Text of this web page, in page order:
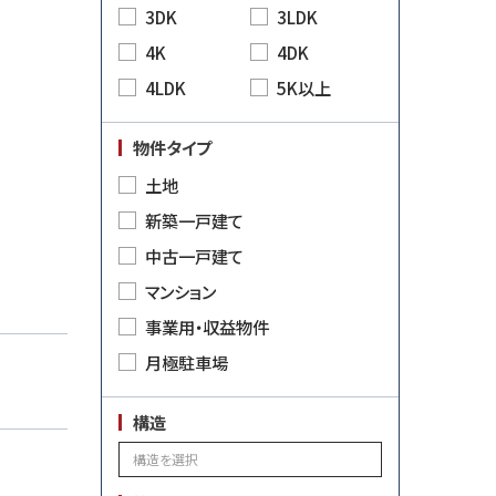
3DK
3LDK
4K
4DK
4LDK
5K以上
物件タイプ
土地
新築一戸建て
中古一戸建て
マンション
事業用・収益物件
月極駐車場
構造